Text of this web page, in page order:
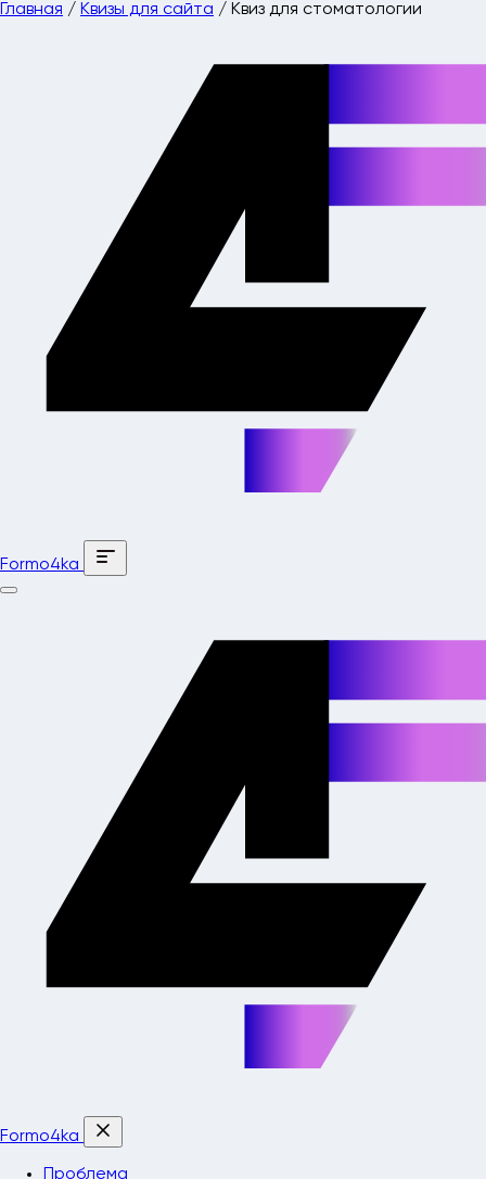
Главная / Квизы для сайта / Квиз для стоматологии
Formo4ka
Formo4ka
Проблема